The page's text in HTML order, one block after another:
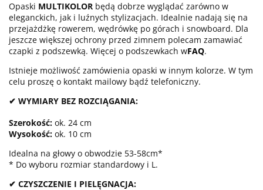
Opaski MULTIKOLOR będą dobrze wyglądać zarówno w
eleganckich, jak i luźnych stylizacjach. Idealnie nadają się na
przejażdżkę rowerem, wędrówkę po górach i snowboard. Dla
jeszcze większej ochrony przed zimnem polecam zamawiać
czapki z podszewką. Więcej o podszewkach wFAQ.
Istnieje możliwość zamówienia opaski w innym kolorze. W tym
celu proszę o kontakt mailowy bądź telefoniczny.
✔ WYMIARY BEZ ROZCIĄGANIA:
Szerokość: ok. 24 cm
Wysokość: ok. 10 cm
Idealna na głowy o obwodzie 53-58cm*
* Do wyboru rozmiar standardowy i L.
✔ CZYSZCZENIE I PIELĘGNACJA: